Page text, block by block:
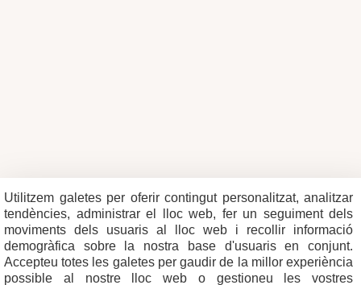
Utilitzem galetes per oferir contingut personalitzat, analitzar
tendències, administrar el lloc web, fer un seguiment dels
moviments dels usuaris al lloc web i recollir informació
demogràfica sobre la nostra base d'usuaris en conjunt.
Accepteu totes les galetes per gaudir de la millor experiència
possible al nostre lloc web o gestioneu les vostres